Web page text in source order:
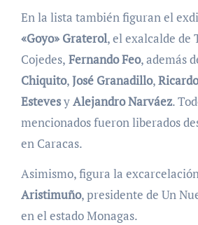
En la lista también figuran el
«Goyo» Graterol, el exalcalde de
Cojedes, Fernando Feo, además
Chiquito,José Granadillo,Ricardo
EstevesyAlejandro Narváez.
mencionados fueron liberados
en Caracas.
Asimismo, figura la
Aristimuño, presidente de Un
en el estado Monagas.